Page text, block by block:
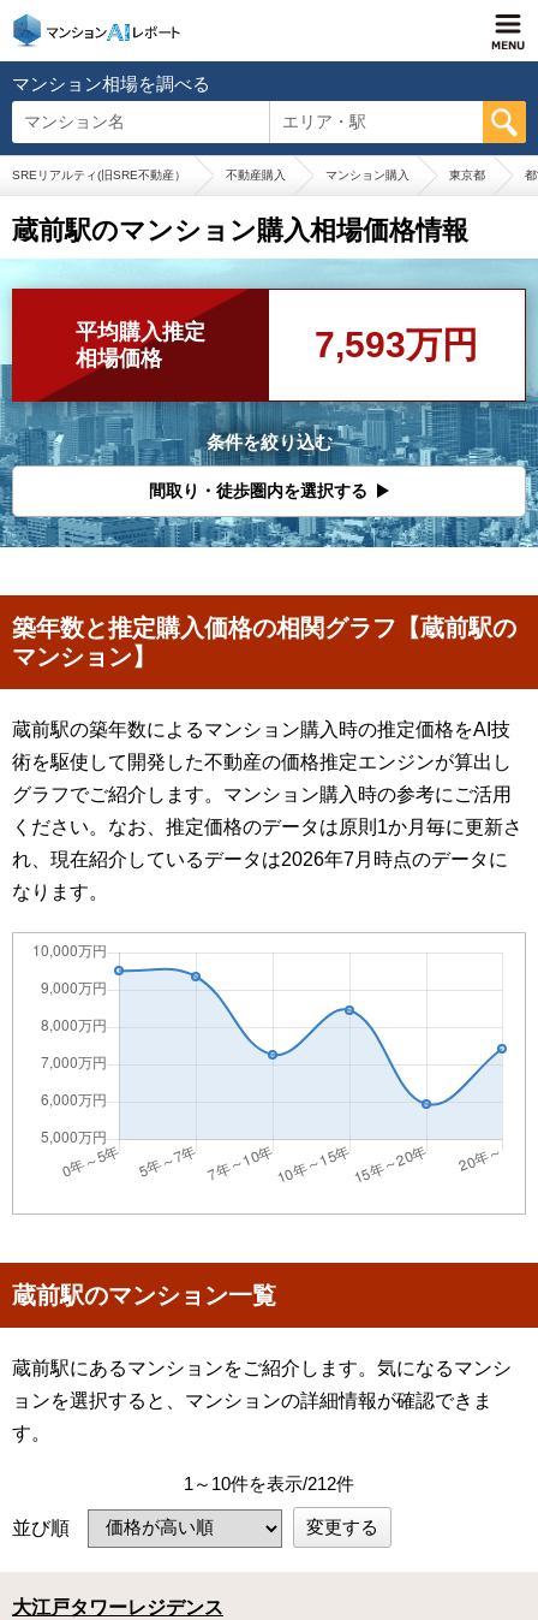
マンション相場を調べる
マンション名 エリア・駅
SREリアルティ(旧SRE不動産） 不動産購入 マンション購入 東京都
蔵前駅のマンション購入相場価格情報
平均購入推定
相場価格
7,593万円
条件を絞り込む
間取り・徒歩圏内を選択する
築年数と推定購入価格の相関グラフ【蔵前駅の
マンション】
蔵前駅の築年数によるマンション購入時の推定価格をAI技
術を駆使して開発した不動産の価格推定エンジンが算出し
グラフでご紹介します。マンション購入時の参考にご活用
ください。なお、推定価格のデータは原則1か月毎に更新さ
れ、現在紹介しているデータは2026年7月時点のデータに
なります。
蔵前駅のマンション一覧
蔵前駅にあるマンションをご紹介します。気になるマンシ
ョンを選択すると、マンションの詳細情報が確認できま
す。
1～10件を表示/212件
並び順 変更する
大江戸タワーレジデンス